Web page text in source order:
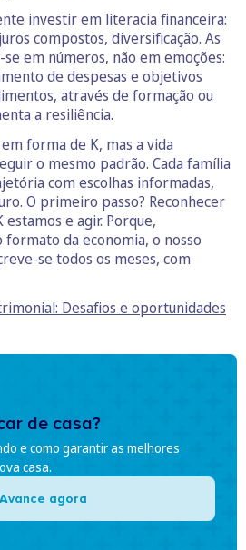
investir em literacia financeira:
compostos, diversificação. As
em números, não em emoções:
de despesas e objetivos
através de formação ou
a resiliência.
forma de K, mas a vida
o mesmo padrão. Cada família
com escolhas informadas,
O primeiro passo? Reconhecer
e agir. Porque,
da economia, o nosso
se todos os meses, com
Desafios e oportunidades
de casa?
e como garantir as melhores
casa.
Avance agora